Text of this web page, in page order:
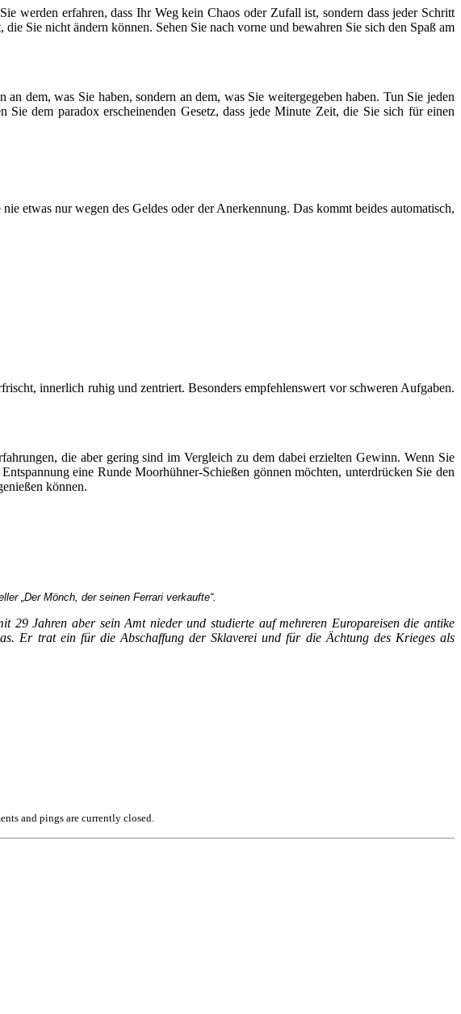
werden erfahren, dass Ihr Weg kein Chaos oder Zufall ist, sondern dass jeder Schritt
Sie nicht ändern können. Sehen Sie nach vorne und bewahren Sie sich den Spaß am
dem, was Sie haben, sondern an dem, was Sie weitergegeben haben. Tun Sie jeden
dem paradox erscheinenden Gesetz, dass jede Minute Zeit, die Sie sich für einen
etwas nur wegen des Geldes oder der Anerkennung. Das kommt beides automatisch,
innerlich ruhig und zentriert. Besonders empfehlenswert vor schweren Aufgaben.
die aber gering sind im Vergleich zu dem dabei erzielten Gewinn. Wenn Sie
eine Runde Moorhühner-Schießen gönnen möchten, unterdrücken Sie den
können.
„Der Mönch, der seinen Ferrari verkaufte“.
Jahren aber sein Amt nieder und studierte auf mehreren Europareisen die antike
Er trat ein für die Abschaffung der Sklaverei und für die Ächtung des Krieges als
and pings are currently closed.